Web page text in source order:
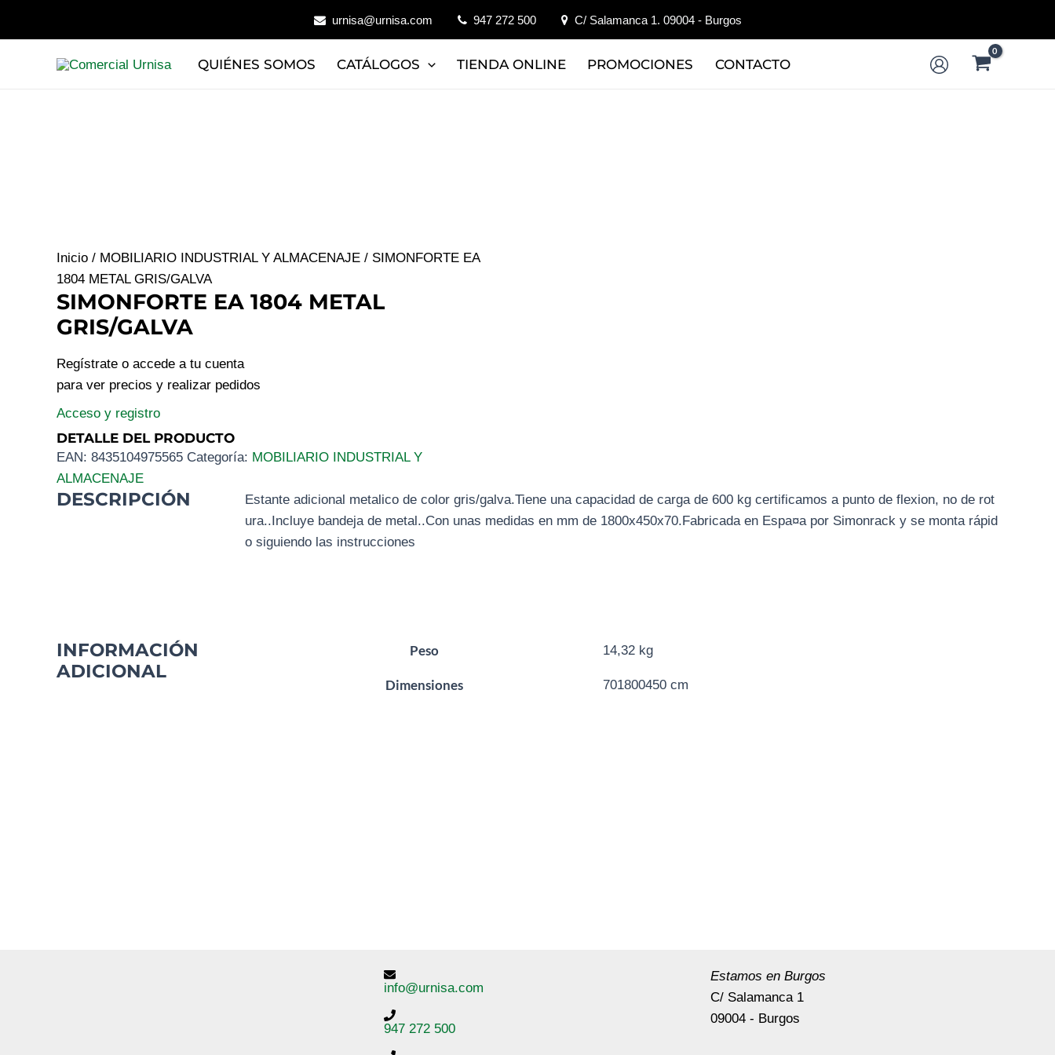
urnisa@urnisa.com 947 272 500 C/ Salamanca 1. 09004 - Burgos
QUIÉNES SOMOS CATÁLOGOS TIENDA ONLINE PROMOCIONES CONTACTO
Inicio / MOBILIARIO INDUSTRIAL Y ALMACENAJE / SIMONFORTE EA
1804 METAL GRIS/GALVA
SIMONFORTE EA 1804 METAL
GRIS/GALVA
Regístrate o accede a tu cuenta
para ver precios y realizar pedidos
Acceso y registro
DETALLE DEL PRODUCTO
EAN: 8435104975565 Categoría: MOBILIARIO INDUSTRIAL Y
ALMACENAJE
DESCRIPCIÓN
Estante adicional metalico de color gris/galva.Tiene una capacidad de carga de 600 kg certificamos a punto de flexion, no de rot
ura..Incluye bandeja de metal..Con unas medidas en mm de 1800x450x70.Fabricada en Espa¤a por Simonrack y se monta rápid
o siguiendo las instrucciones
INFORMACIÓN
ADICIONAL
Peso 14,32 kg
Dimensiones 701800450 cm
info@urnisa.com
947 272 500
Estamos en Burgos
C/ Salamanca 1
09004 - Burgos